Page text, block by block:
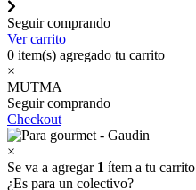
Seguir comprando
Ver carrito
0 item(s) agregado tu carrito
×
MUTMA
Seguir comprando
Checkout
×
Se va a agregar 1 ítem a tu carrito
¿Es para un colectivo?